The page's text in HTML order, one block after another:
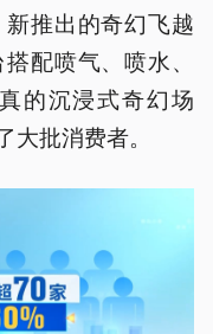
推出的奇幻飞越
配喷气、喷水、
的沉浸式奇幻场
批消费者。